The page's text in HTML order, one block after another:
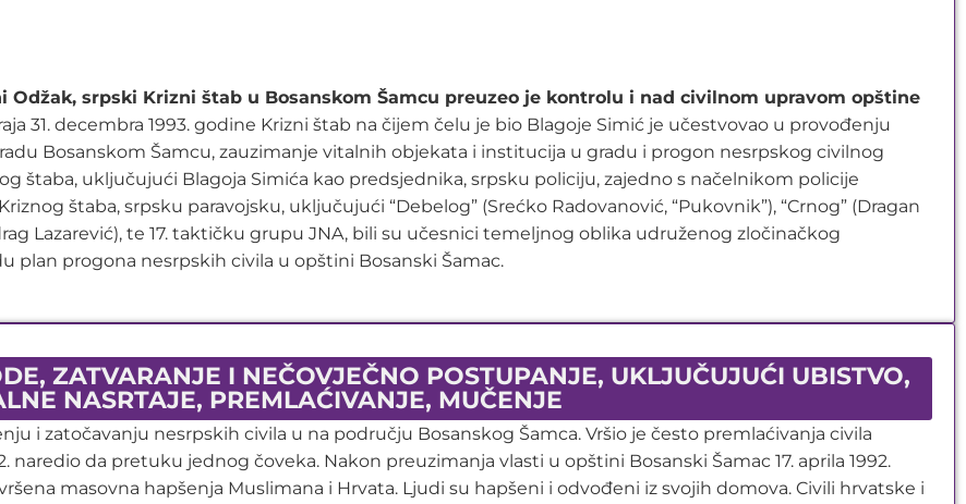
srpski Krizni štab u Bosanskom Šamcu preuzeo je kontrolu i nad civilnom upravom opštine
31. decembra 1993. godine Krizni štab na čijem čelu je bio Blagoje Simić je učestvovao u provođenju
Bosanskom Šamcu, zauzimanje vitalnih objekata i institucija u gradu i progon nesrpskog civilnog
štaba, uključujući Blagoja Simića kao predsjednika, srpsku policiju, zajedno s načelnikom policije
štaba, srpsku paravojsku, uključujući “Debelog” (Srećko Radovanović, “Pukovnik”), “Crnog” (Dragan
Lazarević), te 17. taktičku grupu JNA, bili su učesnici temeljnog oblika udruženog zločinačkog
progona nesrpskih civila u opštini Bosanski Šamac.
ZATVARANJE I NEČOVJEČNO POSTUPANJE, UKLJUČUJUĆI UBISTVO,
NASRTAJE, PREMLAĆIVANJE, MUČENJE
i zatočavanju nesrpskih civila u na području Bosanskog Šamca. Vršio je često premlaćivanja civila
naredio da pretuku jednog čoveka. Nakon preuzimanja vlasti u opštini Bosanski Šamac 17. aprila 1992.
masovna hapšenja Muslimana i Hrvata. Ljudi su hapšeni i odvođeni iz svojih domova. Civili hrvatske i